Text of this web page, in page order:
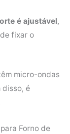
é ajustável,
fixar o
micro-ondas
disso, é
Forno de